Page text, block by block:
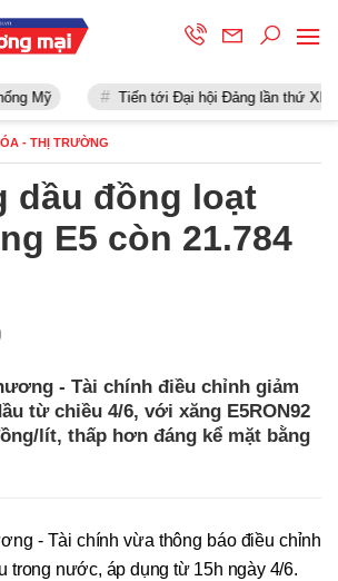
Mỹ Tiến tới Đại hội Đảng lần thứ XIII
- THỊ TRƯỜNG
dầu đồng loạt
E5 còn 21.784
- Tài chính điều chỉnh giảm
từ chiều 4/6, với xăng E5RON92
lít, thấp hơn đáng kể mặt bằng
- Tài chính vừa thông báo điều chỉnh
trong nước, áp dụng từ 15h ngày 4/6.